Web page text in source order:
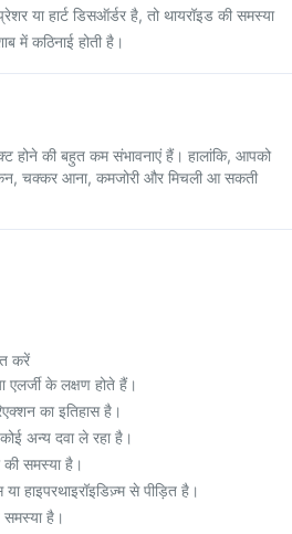
या हार्ट डिसऑर्डर है, तो थायरॉइड की समस्या
में कठिनाई होती है।
होने की बहुत कम संभावनाएं हैं। हालांकि, आपको
चक्कर आना, कमजोरी और मिचली आ सकती
करें
के लक्षण होते हैं।
का इतिहास है।
अन्य दवा ले रहा है।
समस्या है।
हाइपरथाइरॉइडिज़्म से पीड़ित है।
है।